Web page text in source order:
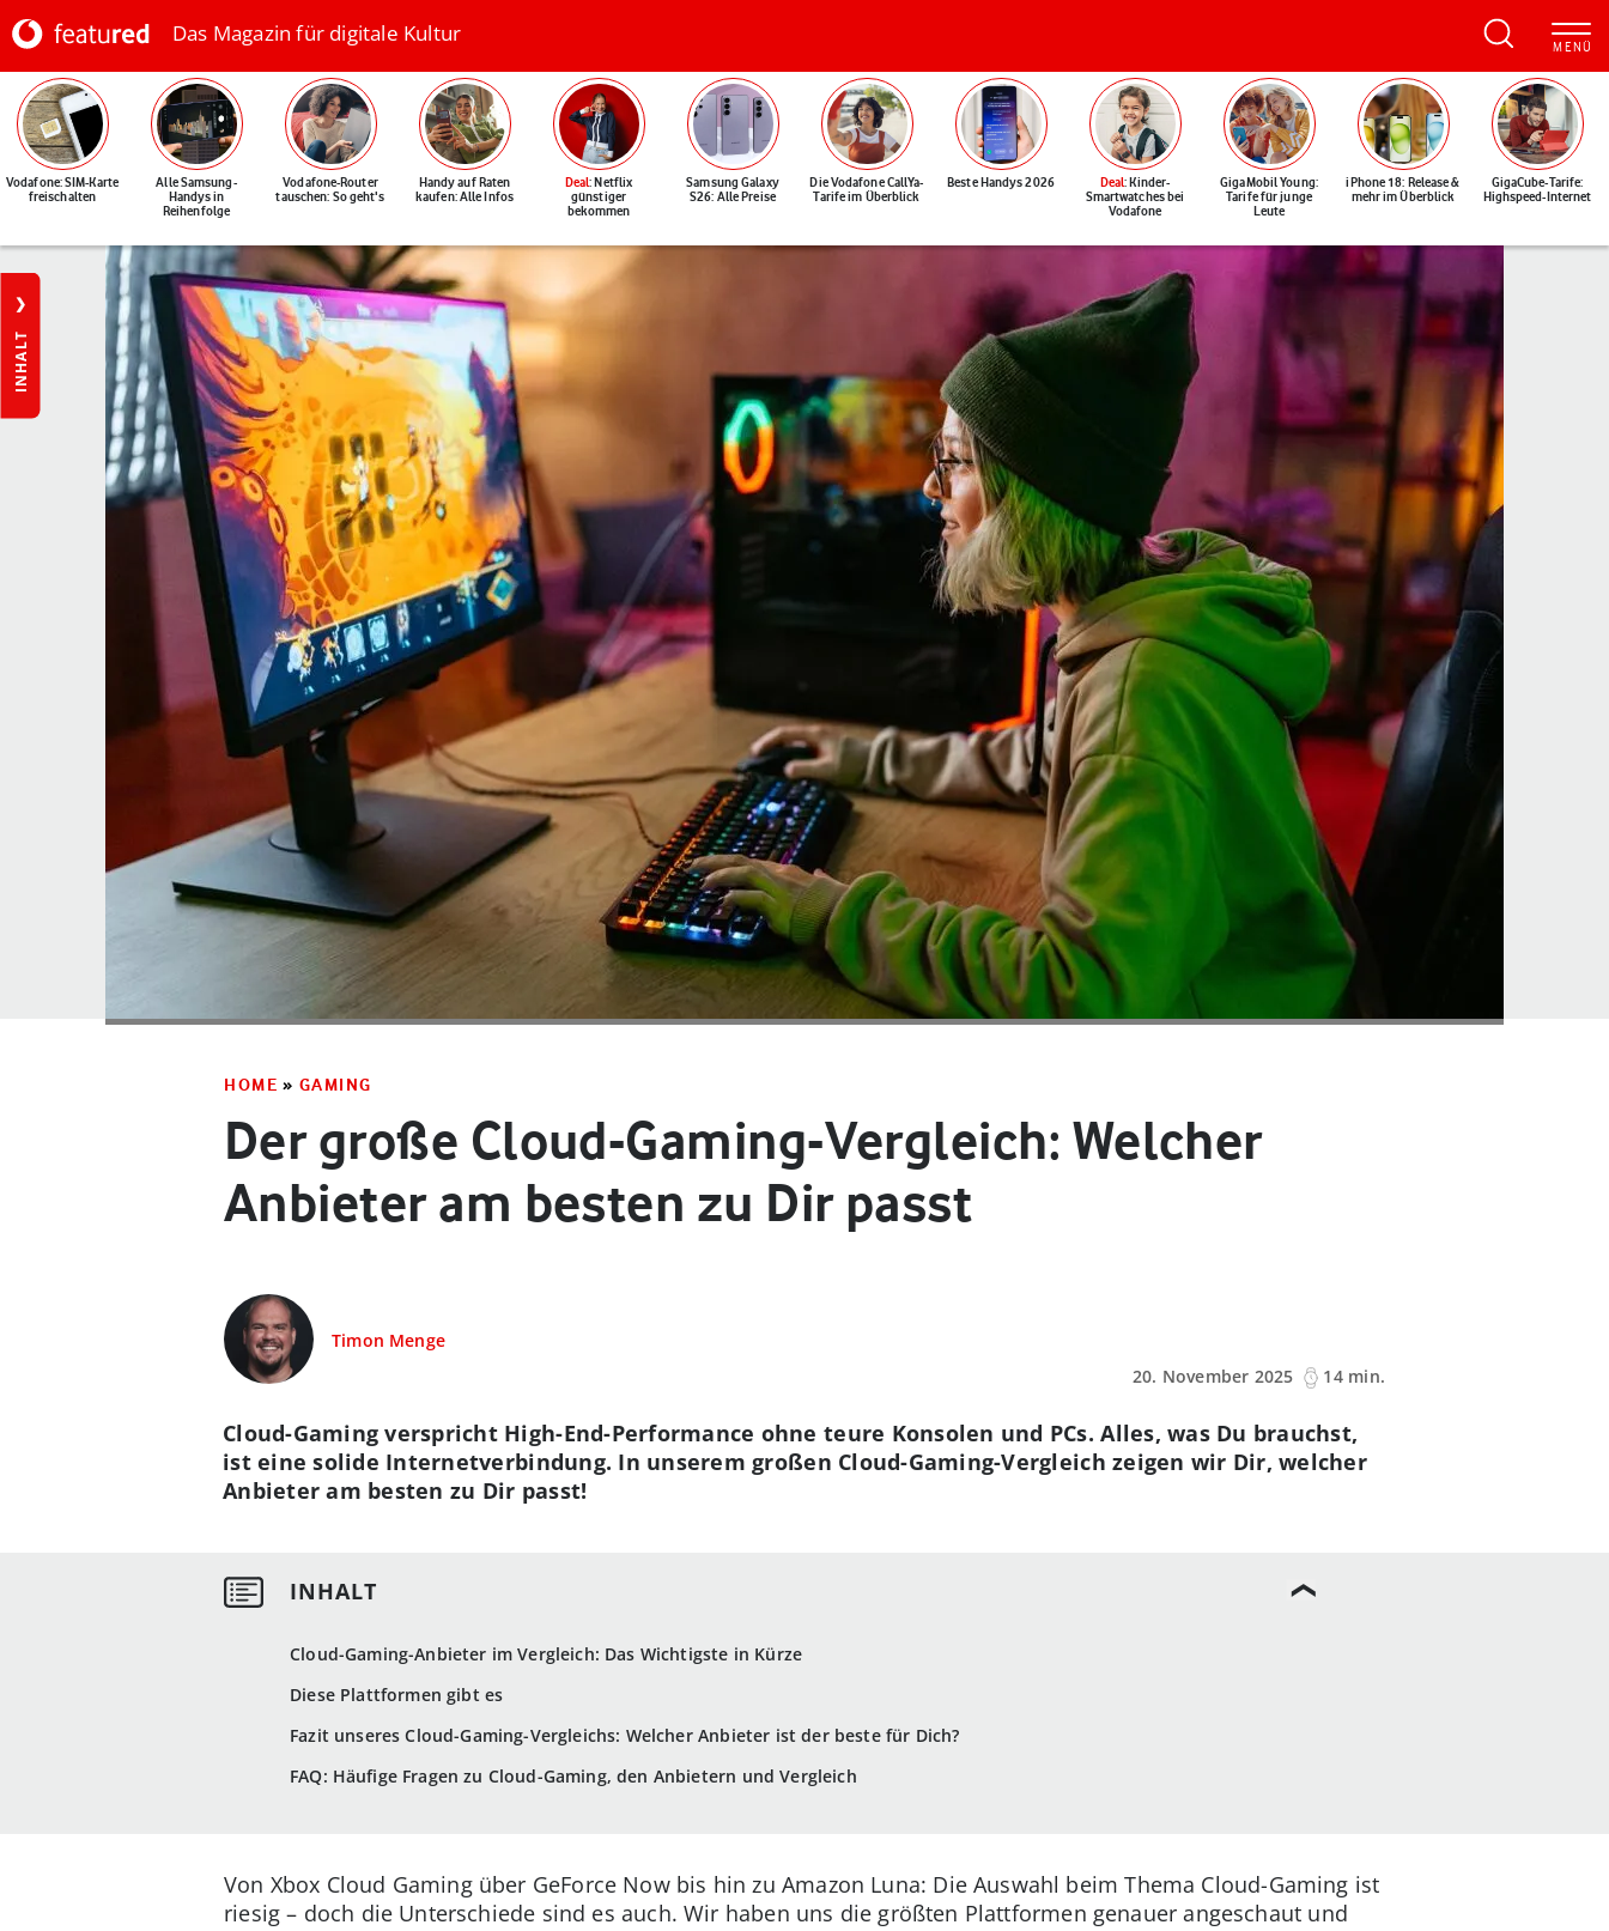
Das Magazin für digitale Kultur
Vodafone: SIM-Karte
freischalten
Alle Samsung-
Handys in
Reihenfolge
Vodafone-Router
tauschen: So geht's
Handy auf Raten
kaufen: Alle Infos
Deal: Netflix
günstiger
bekommen
Samsung Galaxy
S26: Alle Preise
Die Vodafone CallYa-
Tarife im Überblick
Beste Handys 2026 Deal: Kinder-
Smartwatches bei
Vodafone
GigaMobil Young:
Tarife für junge
Leute
iPhone 18: Release &
mehr im Überblick
GigaCube-Tarife:
Highspeed-Internet
INHALT
HOME » GAMING
Der große Cloud-Gaming-Vergleich: Welcher
Anbieter am besten zu Dir passt
Timon Menge
20. November 2025
14 min.
Cloud-Gaming-Anbieter im Vergleich: Das Wichtigste in Kürze
Diese Plattformen gibt es
Fazit unseres Cloud-Gaming-Vergleichs: Welcher Anbieter ist der beste für Dich?
FAQ: Häufige Fragen zu Cloud-Gaming, den Anbietern und Vergleich
Cloud-Gaming verspricht High-End-Performance ohne teure Konsolen und PCs. Alles, was Du brauchst,
ist eine solide Internetverbindung. In unserem großen Cloud-Gaming-Vergleich zeigen wir Dir, welcher
Anbieter am besten zu Dir passt!
Von Xbox Cloud Gaming über GeForce Now bis hin zu Amazon Luna: Die Auswahl beim Thema Cloud-Gaming ist
riesig – doch die Unterschiede sind es auch. Wir haben uns die größten Plattformen genauer angeschaut und